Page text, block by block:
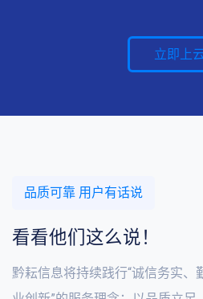
立即上
品质可靠 用户有话说
看看他们这么说！
黔耘信息将持续践行“诚信务实、